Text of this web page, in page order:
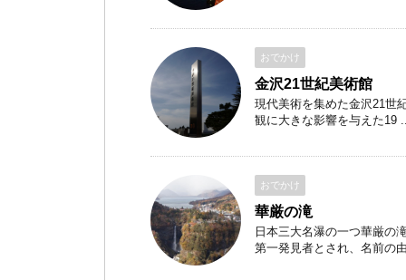
おでかけ
金沢21世紀美術館
現代美術を集めた金沢21世
観に大きな影響を与えた19
おでかけ
華厳の滝
日本三大名瀑の一つ華厳の
第一発見者とされ、名前の